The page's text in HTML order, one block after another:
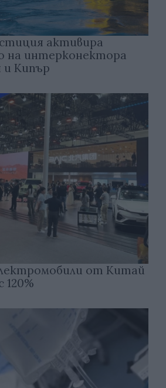
активира
на интерконектора
и Кипър
от Китай
120%